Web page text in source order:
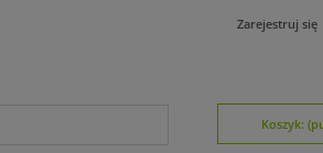
Zarejestruj się
Koszyk: